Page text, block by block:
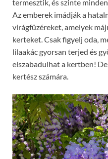
termesztik, és szinte
Az emberek imádják a
virágfüzéreket, amelyek
kerteket. Csak figyelj oda,
lilaakác gyorsan terjed és
elszabadulhat a kertben!
kertész számára.